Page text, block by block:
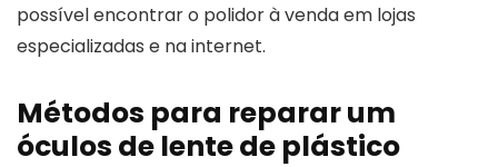
possível encontrar o polidor à venda em lojas
especializadas e na internet.
Métodos para reparar um
óculos de lente de plástico